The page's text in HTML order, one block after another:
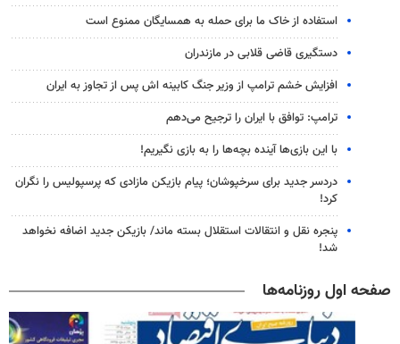
استفاده از خاک ما برای حمله به همسایگان ممنوع است
دستگیری قاضی قلابی در مازندران
افزایش خشم ترامپ از وزیر جنگ کابینه اش پس از تجاوز به ایران
ترامپ: توافق با ایران را ترجیح می‌دهم
با این بازی‌ها آینده بچه‌ها را به بازی نگیریم!
دردسر جدید برای سرخپوشان؛ پیام بازیکن مازادی که پرسپولیس را نگران
کرد!
پنجره‌ نقل و انتقالات استقلال بسته ماند/ بازیکن جدید اضافه نخواهد
شد!
صفحه اول روزنامه‌ها